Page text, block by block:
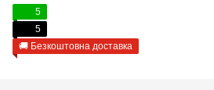
5
5
🚚 Безкоштовна доставка